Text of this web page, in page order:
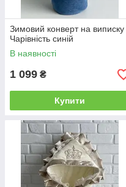
Зимовий конверт на виписку
Чарівність синій
В наявності
1 099 ₴
Купити